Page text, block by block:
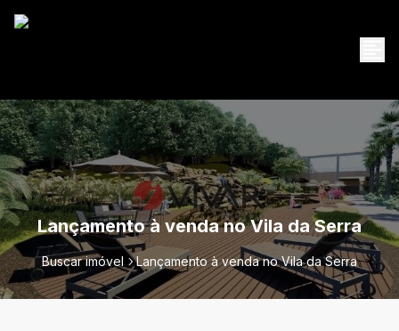
Lançamento à venda no Vila da Serra
Buscar imóvel Lançamento à venda no Vila da Serra